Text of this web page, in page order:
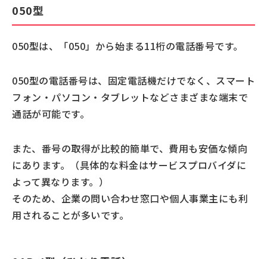
050型
050型は、「050」から始まる11桁の電話番号です。
050型の電話番号は、固定電話機だけでなく、スマート
フォン・パソコン・タブレットなどさまざまな端末で
通話が可能です。
また、番号の取得が比較的簡単で、費用も安価な傾向
にあります。（具体的な料金はサービスプロバイダに
よって異なります。）
そのため、企業の問い合わせ窓口や個人事業主にも利
用されることが多いです。